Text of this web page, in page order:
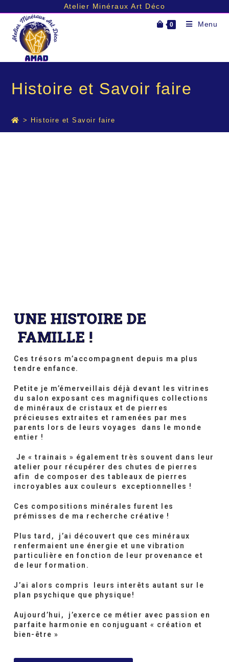
Atelier Minéraux Art Déco
0 Menu
Histoire et Savoir faire
> Histoire et Savoir faire
UNE HISTOIRE DE
FAMILLE !
Ces trésors m’accompagnent depuis ma plus
tendre enfance.
Petite je m’émerveillais déjà devant les vitrines
du salon exposant ces magnifiques collections
de minéraux de cristaux et de pierres
précieuses extraites et ramenées par mes
parents lors de leurs voyages dans le monde
entier !
Je « trainais » également très souvent dans leur
atelier pour récupérer des chutes de pierres
afin de composer des tableaux de pierres
incroyables aux couleurs exceptionnelles !
Ces compositions minérales furent les
prémisses de ma recherche créative !
Plus tard, j’ai découvert que ces minéraux
renfermaient une énergie et une vibration
particulière en fonction de leur provenance et
de leur formation.
J’ai alors compris leurs interêts autant sur le
plan psychique que physique!
Aujourd’hui, j’exerce ce métier avec passion en
parfaite harmonie en conjuguant« création et
bien-être »